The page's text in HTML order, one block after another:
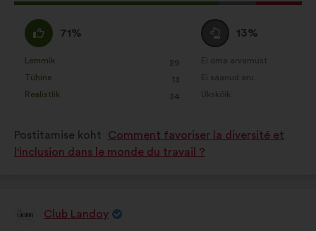
ettepaneku
Olen
nõus
:
71%
Lemmik
: 29
korda
Tühine 13
korda
Realistlik
: 34
korda
Olen
erapooletu
:
13%
Ei oma arvamust
:korda
Ei saanud aru
:korda
Ükskõik
:korda
Postitamise koht
Comment favoriser la diversité et
l'inclusion dans le monde du travail ?
EttepanekuClub Landoy